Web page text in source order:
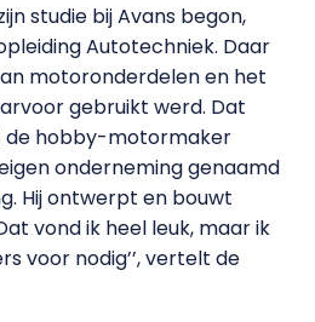
studie bij Avans begon,
Autotechniek. Daar
motoronderdelen en het
gebruikt werd. Dat
de hobby-motormaker
onderneming genaamd
Hij ontwerpt en bouwt
vond ik heel leuk, maar ik
voor nodig’’, vertelt de